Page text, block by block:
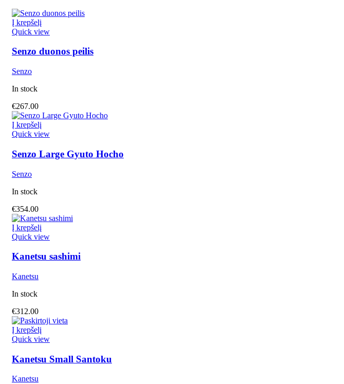
Į krepšelį
Quick view
Senzo duonos peilis
Senzo
In stock
€267.00
Į krepšelį
Quick view
Senzo Large Gyuto Hocho
Senzo
In stock
€354.00
Į krepšelį
Quick view
Kanetsu sashimi
Kanetsu
In stock
€312.00
Į krepšelį
Quick view
Kanetsu Small Santoku
Kanetsu